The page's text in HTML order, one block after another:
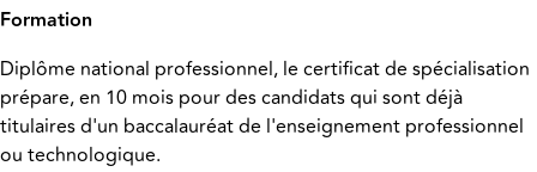
Formation
Diplôme national professionnel, le certificat de spécialisation
prépare, en 10 mois pour des candidats qui sont déjà
titulaires d'un baccalauréat de l'enseignement professionnel
ou technologique.